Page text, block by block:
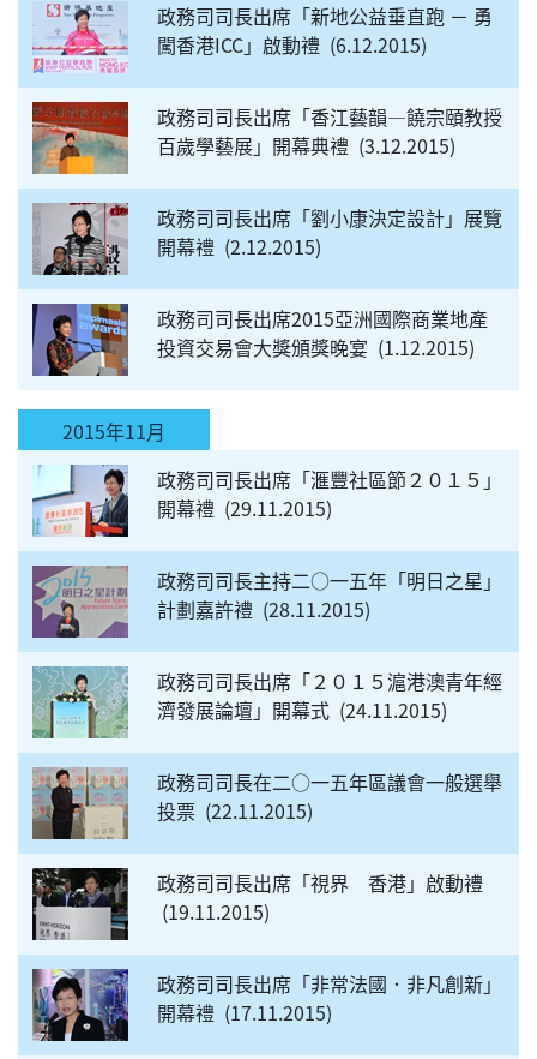
政務司司長出席「新地公益垂直跑 － 勇
闖香港ICC」啟動禮 6.12.2015
政務司司長出席「香江藝韻—饒宗頤教授
百歲學藝展」開幕典禮 3.12.2015
政務司司長出席「劉小康決定設計」展覽
開幕禮 2.12.2015
政務司司長出席2015亞洲國際商業地產
投資交易會大獎頒獎晚宴
1.12.2015
2015年11月
政務司司長出席「滙豐社區節２０１５」
開幕禮 29.11.2015
政務司司長主持二○一五年「明日之星」
計劃嘉許禮 28.11.2015
政務司司長出席「２０１５滬港澳青年經
濟發展論壇」開幕式 24.11.2015
政務司司長在二○一五年區議會一般選舉
投票 22.11.2015
政務司司長出席「視界 香港」啟動禮
19.11.2015
政務司司長出席「非常法國．非凡創新」
開幕禮 17.11.2015